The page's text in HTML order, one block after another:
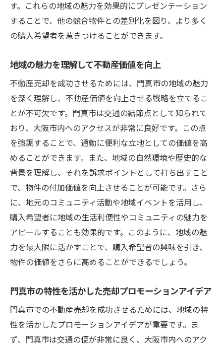
す。これらの地域の魅力を効果的にプレゼンテーション
することで、他の競合物件との差別化を図り、より多く
の購入希望者を惹きつけることができます。
地域の魅力を理解して不動産価値を向上
不動産売却を成功させるためには、門真市の地域の魅力
を深く理解し、不動産価値を向上させる戦略を立てるこ
とが不可欠です。門真市は交通の結節点として知られて
おり、大阪市内へのアクセスが非常に良好です。この点
を強調することで、通勤に便利な立地としての価値を高
めることができます。また、地域の自然環境や歴史的な
背景を理解し、それを訴求ポイントとして打ち出すこと
で、物件の付加価値を向上させることが可能です。さら
に、地元のコミュニティ活動や地域イベントを活用し、
購入希望者に地域の生活利便性やコミュニティの魅力を
アピールすることも効果的です。このように、地域の魅
力を最大限に活かすことで、購入希望者の興味を引き、
物件の価値をさらに高めることができるでしょう。
門真市の特性を活かした売却プロモーションアイデア
門真市での不動産売却を成功させるためには、地域の特
性を活かしたプロモーションアイデアが重要です。ま
ず、門真市は交通の便が非常に良く、大阪市内へのアク